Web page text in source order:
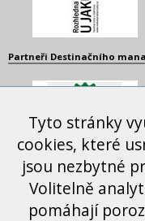
Partneři Destinačního
Další spolupracující
Tyto stránky
cookies, které
jsou nezbytné
Volitelně
pomáhají